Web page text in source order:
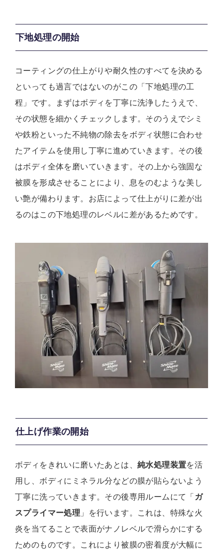
下地処理の開始
コーティングの仕上がりや耐久性のすべてを決める
といっても過言ではないのがこの「下地処理の工
程」です。まずはボディを丁寧に洗浄したうえで、
その状態を細かくチェックします。そのうえでシミ
や鉄粉といった不純物の除去をボディ状態に合わせ
たアイテムを使用し丁寧に進めていきます。その後
はボディ全体を磨いていきます。その上から強固な
被膜を形成させることにより、息をのむような美し
い艶が備わります。お店によって仕上がりに差が出
るのはこの下地処理のレベルに差があるためです。
仕上げ作業の開始
ボディをきれいに磨いたあとは、 純水処理装置を活
用し、ボディにミネラル分などの膜が貼らないよう
丁寧に洗っていきます。その後専用ルームにて「 ガ
スプライマー処理 」を行います。これは、特殊な火
炎を当てることで表面がナノレベルで滑らかにする
ためのものです。これにより被膜の密着度が大幅に